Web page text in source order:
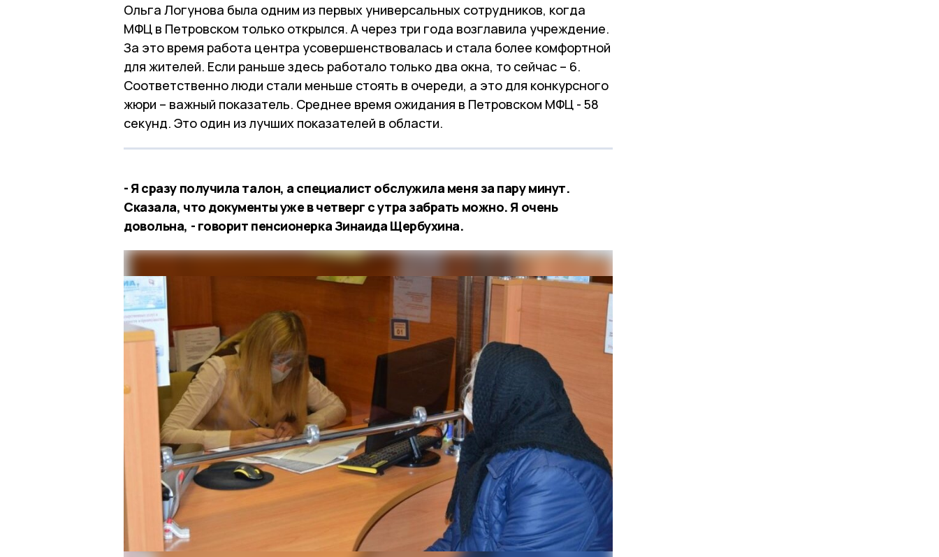
Ольга Логунова была одним из первых универсальных сотрудников, когда
МФЦ в Петровском только открылся. А через три года возглавила учреждение.
За это время работа центра усовершенствовалась и стала более комфортной
для жителей. Если раньше здесь работало только два окна, то сейчас – 6.
Соответственно люди стали меньше стоять в очереди, а это для конкурсного
жюри – важный показатель. Среднее время ожидания в Петровском МФЦ - 58
секунд. Это один из лучших показателей в области.
- Я сразу получила талон, а специалист обслужила меня за пару минут.
Сказала, что документы уже в четверг с утра забрать можно. Я очень
довольна, - говорит пенсионерка Зинаида Щербухина.